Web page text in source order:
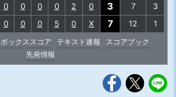
0 0 0 0 2 0 3 7
3
0 0 0 5 0 X 7 12
1
ボックススコア テキスト速報
スコアブック
先発情報